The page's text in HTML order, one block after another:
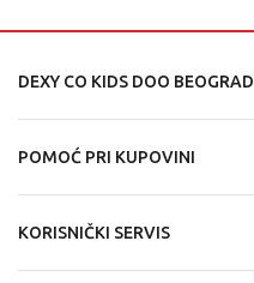
DEXY CO KIDS DOO BEOGRAD
POMOĆ PRI KUPOVINI
KORISNIČKI SERVIS